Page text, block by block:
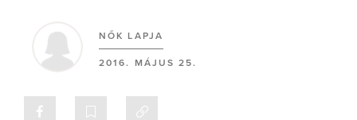
NŐK LAPJA
2016. MÁJUS 25.